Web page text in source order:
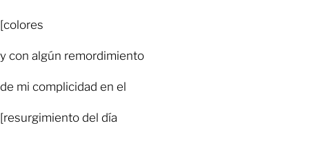
[colores
y con algún remordimiento
de mi complicidad en el
[resurgimiento del día